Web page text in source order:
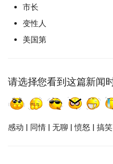
市长
变性人
美国第
请选择您看到这篇新闻
感动 | 同情 | 无聊 | 愤怒 | 搞